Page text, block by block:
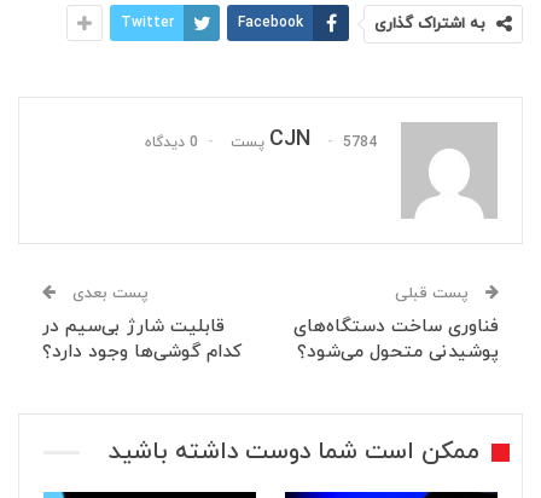
به اشتراک گذاری Facebook
Twitter
CJN 5784 پست 0 دیدگاه
پست قبلی
فناوری ساخت دستگاه‌های
پوشیدنی متحول می‌شود؟
پست بعدی
قابلیت شارژ بی‌سیم در
کدام گوشی‌ها وجود دارد؟
ممکن است شما دوست داشته باشید